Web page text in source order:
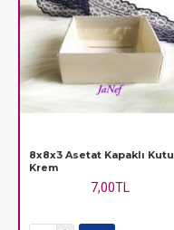
8x8x3 Asetat Kapaklı Kutu
Krem
7,00TL